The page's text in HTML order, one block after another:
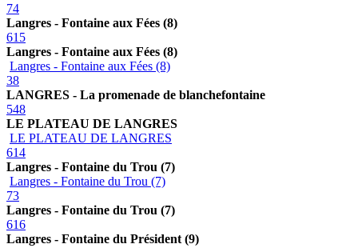
74
Langres - Fontaine aux Fées (8)
615
Langres - Fontaine aux Fées (8)
Langres - Fontaine aux Fées (8)
38
LANGRES - La promenade de blanchefontaine
548
LE PLATEAU DE LANGRES
LE PLATEAU DE LANGRES
614
Langres - Fontaine du Trou (7)
Langres - Fontaine du Trou (7)
73
Langres - Fontaine du Trou (7)
616
Langres - Fontaine du Président (9)